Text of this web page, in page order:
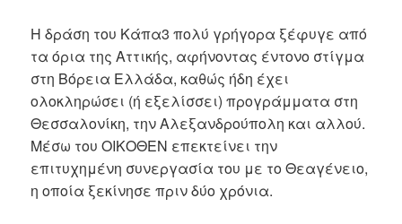
Η δράση του Κάπα3 πολύ γρήγορα ξέφυγε από
τα όρια της Αττικής, αφήνοντας έντονο στίγμα
στη Βόρεια Ελλάδα, καθώς ήδη έχει
ολοκληρώσει (ή εξελίσσει) προγράμματα στη
Θεσσαλονίκη, την Αλεξανδρούπολη και αλλού.
Μέσω του ΟΙΚΟΘΕΝ επεκτείνει την
επιτυχημένη συνεργασία του με το Θεαγένειο,
η οποία ξεκίνησε πριν δύο χρόνια.